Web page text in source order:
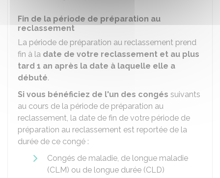
Fin de la période de préparation au
reclassement
La période de préparation au reclassement prend
fin à la date de votre reclassement et au plus
tard 1 an après la date à laquelle elle a
débuté.
Si vous bénéficiez de l'un des congés suivants
au cours de la période de préparation au
reclassement, la date de fin de votre période de
préparation au reclassement est reportée de la
durée de ce congé :
Congés de maladie, de longue maladie
(CLM) ou de longue durée (CLD)